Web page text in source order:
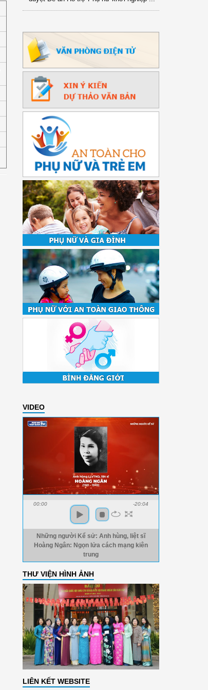
VIDEO
00:00 -20:04
Những người Kể sử: Anh hùng, liệt sĩ
Hoàng Ngân: Ngọn lửa cách mạng kiên
trung
THƯ VIỆN HÌNH ẢNH
LIÊN KẾT WEBSITE